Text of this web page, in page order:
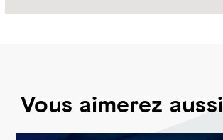
Vous aimerez aussi